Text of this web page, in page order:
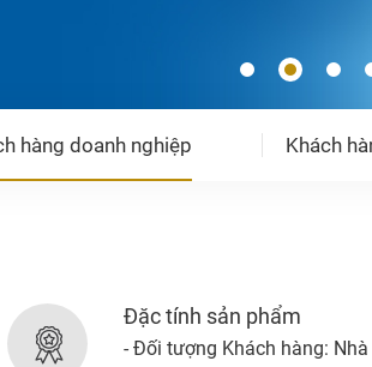
hàng doanh nghiệp Khách
Đặc tính sản phẩm
- Đối tượng Khách hàng: